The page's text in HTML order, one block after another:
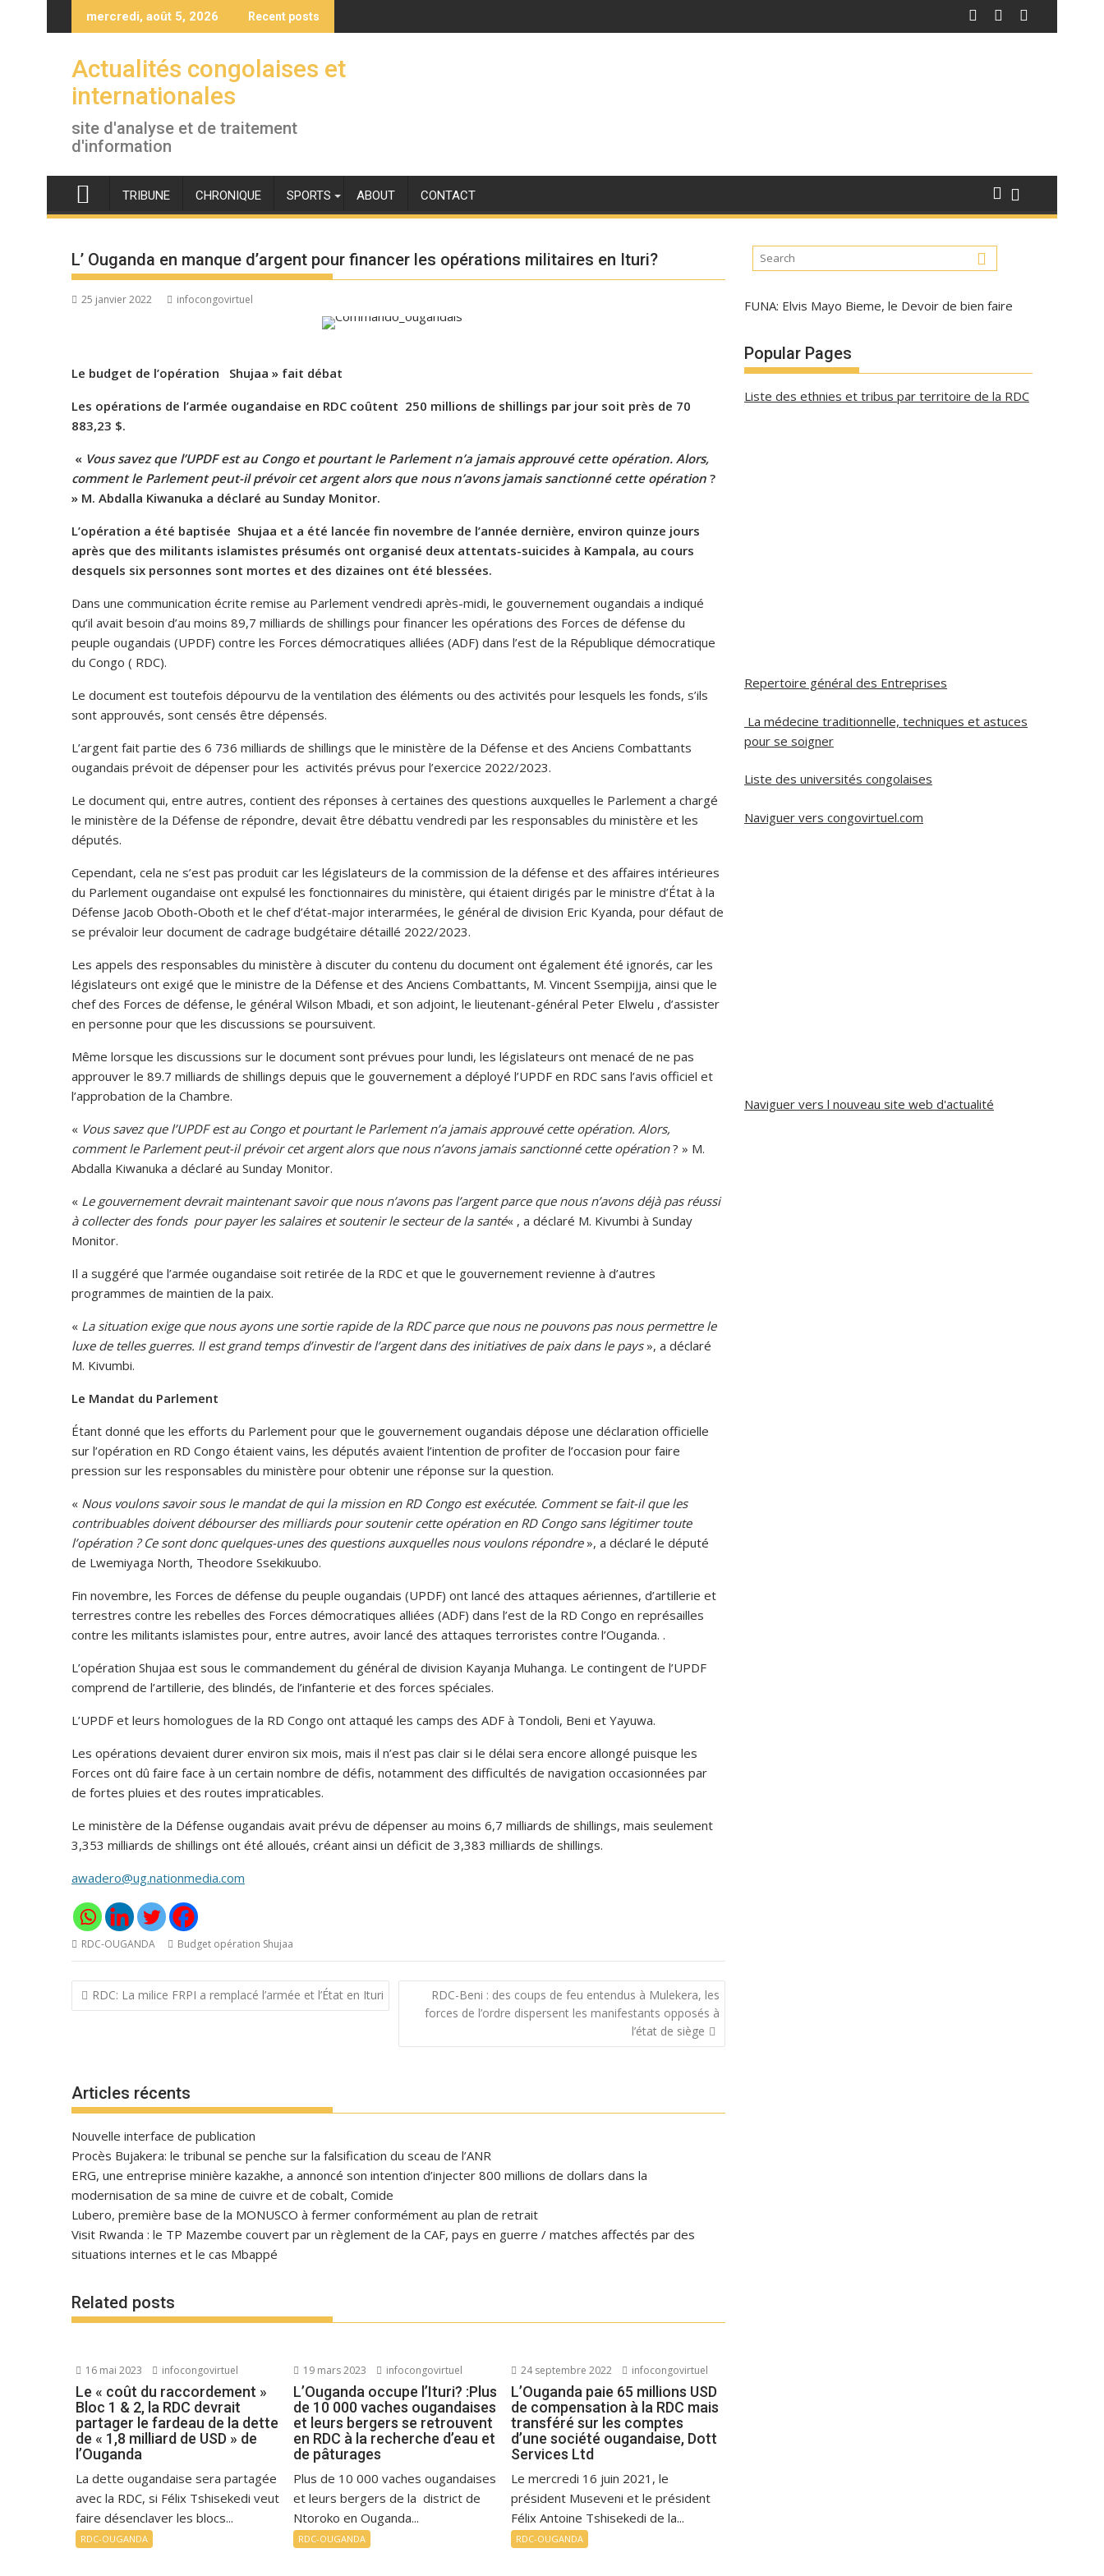
to
mercredi, août 5, 2026 Recent posts
Actualités congolaises et
internationales
site d'analyse et de traitement
d'information
TRIBUNE CHRONIQUE SPORTS ABOUT CONTACT
L’ Ouganda en manque d’argent pour financer les opérations militaires en Ituri?
25 janvier 2022 infocongovirtuel
Le budget de l’opération Shujaa » fait débat
Les opérations de l’armée ougandaise en RDC coûtent 250 millions de shillings par jour soit près de 70
883,23 $.
« Vous savez que l’UPDF est au Congo et pourtant le Parlement n’a jamais approuvé cette opération. Alors,
comment le Parlement peut-il prévoir cet argent alors que nous n’avons jamais sanctionné cette opération ?
» M. Abdalla Kiwanuka a déclaré au Sunday Monitor.
L’opération a été baptisée Shujaa et a été lancée fin novembre de l’année dernière, environ quinze jours
après que des militants islamistes présumés ont organisé deux attentats-suicides à Kampala, au cours
desquels six personnes sont mortes et des dizaines ont été blessées.
Dans une communication écrite remise au Parlement vendredi après-midi, le gouvernement ougandais a indiqué
qu’il avait besoin d’au moins 89,7 milliards de shillings pour financer les opérations des Forces de défense du
peuple ougandais (UPDF) contre les Forces démocratiques alliées (ADF) dans l’est de la République démocratique
du Congo ( RDC).
Le document est toutefois dépourvu de la ventilation des éléments ou des activités pour lesquels les fonds, s’ils
sont approuvés, sont censés être dépensés.
L’argent fait partie des 6 736 milliards de shillings que le ministère de la Défense et des Anciens Combattants
ougandais prévoit de dépenser pour les activités prévus pour l’exercice 2022/2023.
Le document qui, entre autres, contient des réponses à certaines des questions auxquelles le Parlement a chargé
le ministère de la Défense de répondre, devait être débattu vendredi par les responsables du ministère et les
députés.
Cependant, cela ne s’est pas produit car les législateurs de la commission de la défense et des affaires intérieures
du Parlement ougandaise ont expulsé les fonctionnaires du ministère, qui étaient dirigés par le ministre d’État à la
Défense Jacob Oboth-Oboth et le chef d’état-major interarmées, le général de division Eric Kyanda, pour défaut de
se prévaloir leur document de cadrage budgétaire détaillé 2022/2023.
Les appels des responsables du ministère à discuter du contenu du document ont également été ignorés, car les
législateurs ont exigé que le ministre de la Défense et des Anciens Combattants, M. Vincent Ssempijja, ainsi que le
chef des Forces de défense, le général Wilson Mbadi, et son adjoint, le lieutenant-général Peter Elwelu , d’assister
en personne pour que les discussions se poursuivent.
Même lorsque les discussions sur le document sont prévues pour lundi, les législateurs ont menacé de ne pas
approuver le 89.7 milliards de shillings depuis que le gouvernement a déployé l’UPDF en RDC sans l’avis officiel et
l’approbation de la Chambre.
« Vous savez que l’UPDF est au Congo et pourtant le Parlement n’a jamais approuvé cette opération. Alors,
comment le Parlement peut-il prévoir cet argent alors que nous n’avons jamais sanctionné cette opération? » M.
Abdalla Kiwanuka a déclaré au Sunday Monitor.
« Le gouvernement devrait maintenant savoir que nous n’avons pas l’argent parce que nous n’avons déjà pas réussi
à collecter des fonds pour payer les salaires et soutenir le secteur de la santé« , a déclaré M. Kivumbi à Sunday
Monitor.
Il a suggéré que l’armée ougandaise soit retirée de la RDC et que le gouvernement revienne à d’autres
programmes de maintien de la paix.
« La situation exige que nous ayons une sortie rapide de la RDC parce que nous ne pouvons pas nous permettre le
luxe de telles guerres. Il est grand temps d’investir de l’argent dans des initiatives de paix dans le pays», a déclaré
M. Kivumbi.
Le Mandat du Parlement
Étant donné que les efforts du Parlement pour que le gouvernement ougandais dépose une déclaration officielle
sur l’opération en RD Congo étaient vains, les députés avaient l’intention de profiter de l’occasion pour faire
pression sur les responsables du ministère pour obtenir une réponse sur la question.
« Nous voulons savoir sous le mandat de qui la mission en RD Congo est exécutée. Comment se fait-il que les
contribuables doivent débourser des milliards pour soutenir cette opération en RD Congo sans légitimer toute
l’opération ? Ce sont donc quelques-unes des questions auxquelles nous voulons répondre», a déclaré le député
de Lwemiyaga North, Theodore Ssekikuubo.
Fin novembre, les Forces de défense du peuple ougandais (UPDF) ont lancé des attaques aériennes, d’artillerie et
terrestres contre les rebelles des Forces démocratiques alliées (ADF) dans l’est de la RD Congo en représailles
contre les militants islamistes pour, entre autres, avoir lancé des attaques terroristes contre l’Ouganda. .
L’opération Shujaa est sous le commandement du général de division Kayanja Muhanga. Le contingent de l’UPDF
comprend de l’artillerie, des blindés, de l’infanterie et des forces spéciales.
L’UPDF et leurs homologues de la RD Congo ont attaqué les camps des ADF à Tondoli, Beni et Yayuwa.
Les opérations devaient durer environ six mois, mais il n’est pas clair si le délai sera encore allongé puisque les
Forces ont dû faire face à un certain nombre de défis, notamment des difficultés de navigation occasionnées par
de fortes pluies et des routes impraticables.
Le ministère de la Défense ougandais avait prévu de dépenser au moins 6,7 milliards de shillings, mais seulement
3,353 milliards de shillings ont été alloués, créant ainsi un déficit de 3,383 milliards de shillings.
awadero@ug.nationmedia.com
RDC-OUGANDA Budget opération Shujaa
Navigation
de
RDC: La milice FRPI a remplacé l’armée et l’État en Ituri
RDC-Beni : des coups de feu entendus à Mulekera, les
forces de l’ordre dispersent les manifestants opposés à
l’état de siège
Articles récents
Nouvelle interface de publication
Procès Bujakera: le tribunal se penche sur la falsification du sceau de l’ANR
ERG, une entreprise minière kazakhe, a annoncé son intention d’injecter 800 millions de dollars dans la
modernisation de sa mine de cuivre et de cobalt, Comide
Lubero, première base de la MONUSCO à fermer conformément au plan de retrait
Visit Rwanda : le TP Mazembe couvert par un règlement de la CAF, pays en guerre / matches affectés par des
situations internes et le cas Mbappé
Related posts
16 mai 2023 infocongovirtuel
Le « coût du raccordement »
Bloc 1 & 2, la RDC devrait
partager le fardeau de la dette
de « 1,8 milliard de USD » de
l’Ouganda
La dette ougandaise sera partagée
avec la RDC, si Félix Tshisekedi veut
faire désenclaver les blocs...
RDC-OUGANDA
19 mars 2023 infocongovirtuel
L’Ouganda occupe l’Ituri? :Plus
de 10 000 vaches ougandaises
et leurs bergers se retrouvent
en RDC à la recherche d’eau et
de pâturages
Plus de 10 000 vaches ougandaises
et leurs bergers de la district de
Ntoroko en Ouganda...
RDC-OUGANDA
24 septembre 2022 infocongovirtuel
L’Ouganda paie 65 millions USD
de compensation à la RDC mais
transféré sur les comptes
d’une société ougandaise, Dott
Services Ltd
Le mercredi 16 juin 2021, le
président Museveni et le président
Félix Antoine Tshisekedi de la...
RDC-OUGANDA
FUNA: Elvis Mayo Bieme, le Devoir de bien faire
Popular Pages
Liste des ethnies et tribus par territoire de la RDC
Repertoire général des Entreprises
La médecine traditionnelle, techniques et astuces
pour se soigner
Liste des universités congolaises
Naviguer vers congovirtuel.com
Naviguer vers l nouveau site web d'actualité